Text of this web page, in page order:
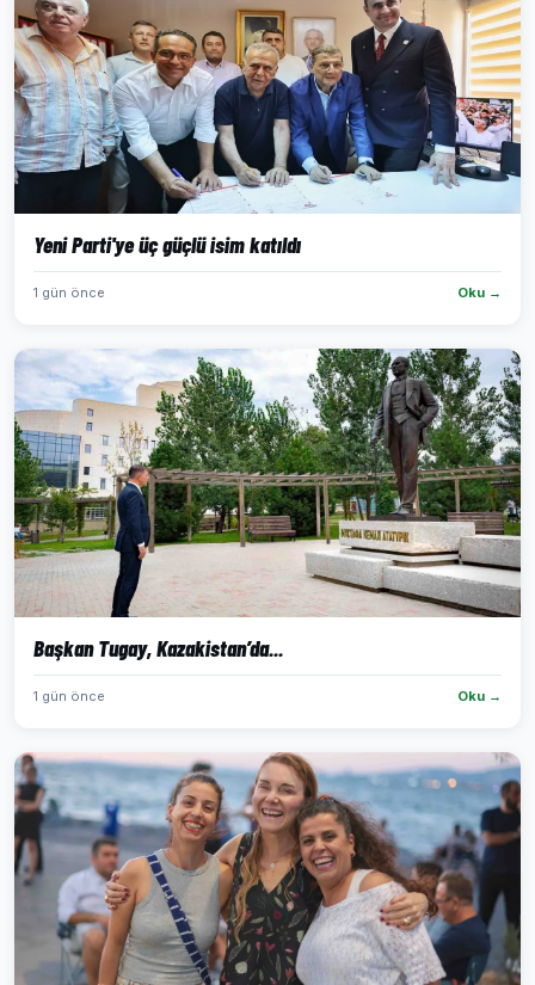
Yeni Parti'ye üç güçlü isim katıldı
1 gün önce Oku →
Başkan Tugay, Kazakistan’da...
1 gün önce Oku →